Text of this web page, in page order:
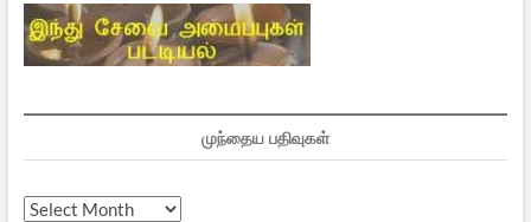
முந்தைய பதிவுகள்
முந்தைய